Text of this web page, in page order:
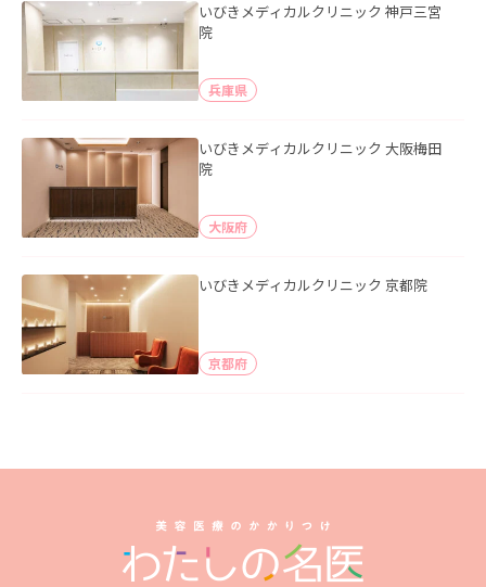
いびきメディカルクリニック 神戸三宮
院
兵庫県
いびきメディカルクリニック 大阪梅田
院
大阪府
いびきメディカルクリニック 京都院
京都府